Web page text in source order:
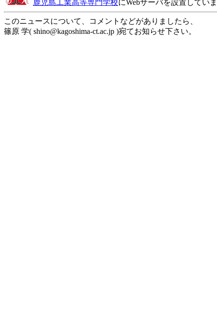
鹿児島工業高等専門学校にWebサーバを設置してい
このニュースについて、コメントなどがありましたら、
篠原 学( shino@kagoshima-ct.ac.jp )宛てお知らせ下さい。